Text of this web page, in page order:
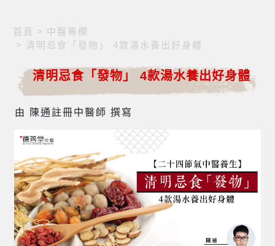
首頁 > 中醫專欄
> 清明忌食「發物」 4款湯水養出好身體
清明忌食「發物」 4款湯水養出好身體
由 陳通註冊中醫師 撰寫